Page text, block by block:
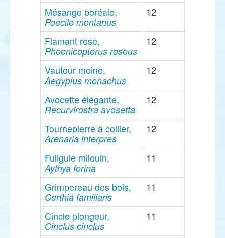
Mésange boréale,
Poecile montanus
12
Flamant rose,
Phoenicopterus roseus
12
Vautour moine,
Aegypius monachus
12
Avocette élégante,
Recurvirostra avosetta
12
Tournepierre à collier,
Arenaria interpres
12
Fuligule milouin,
Aythya ferina
11
Grimpereau des bois,
Certhia familiaris
11
Cincle plongeur,
Cinclus cinclus
11